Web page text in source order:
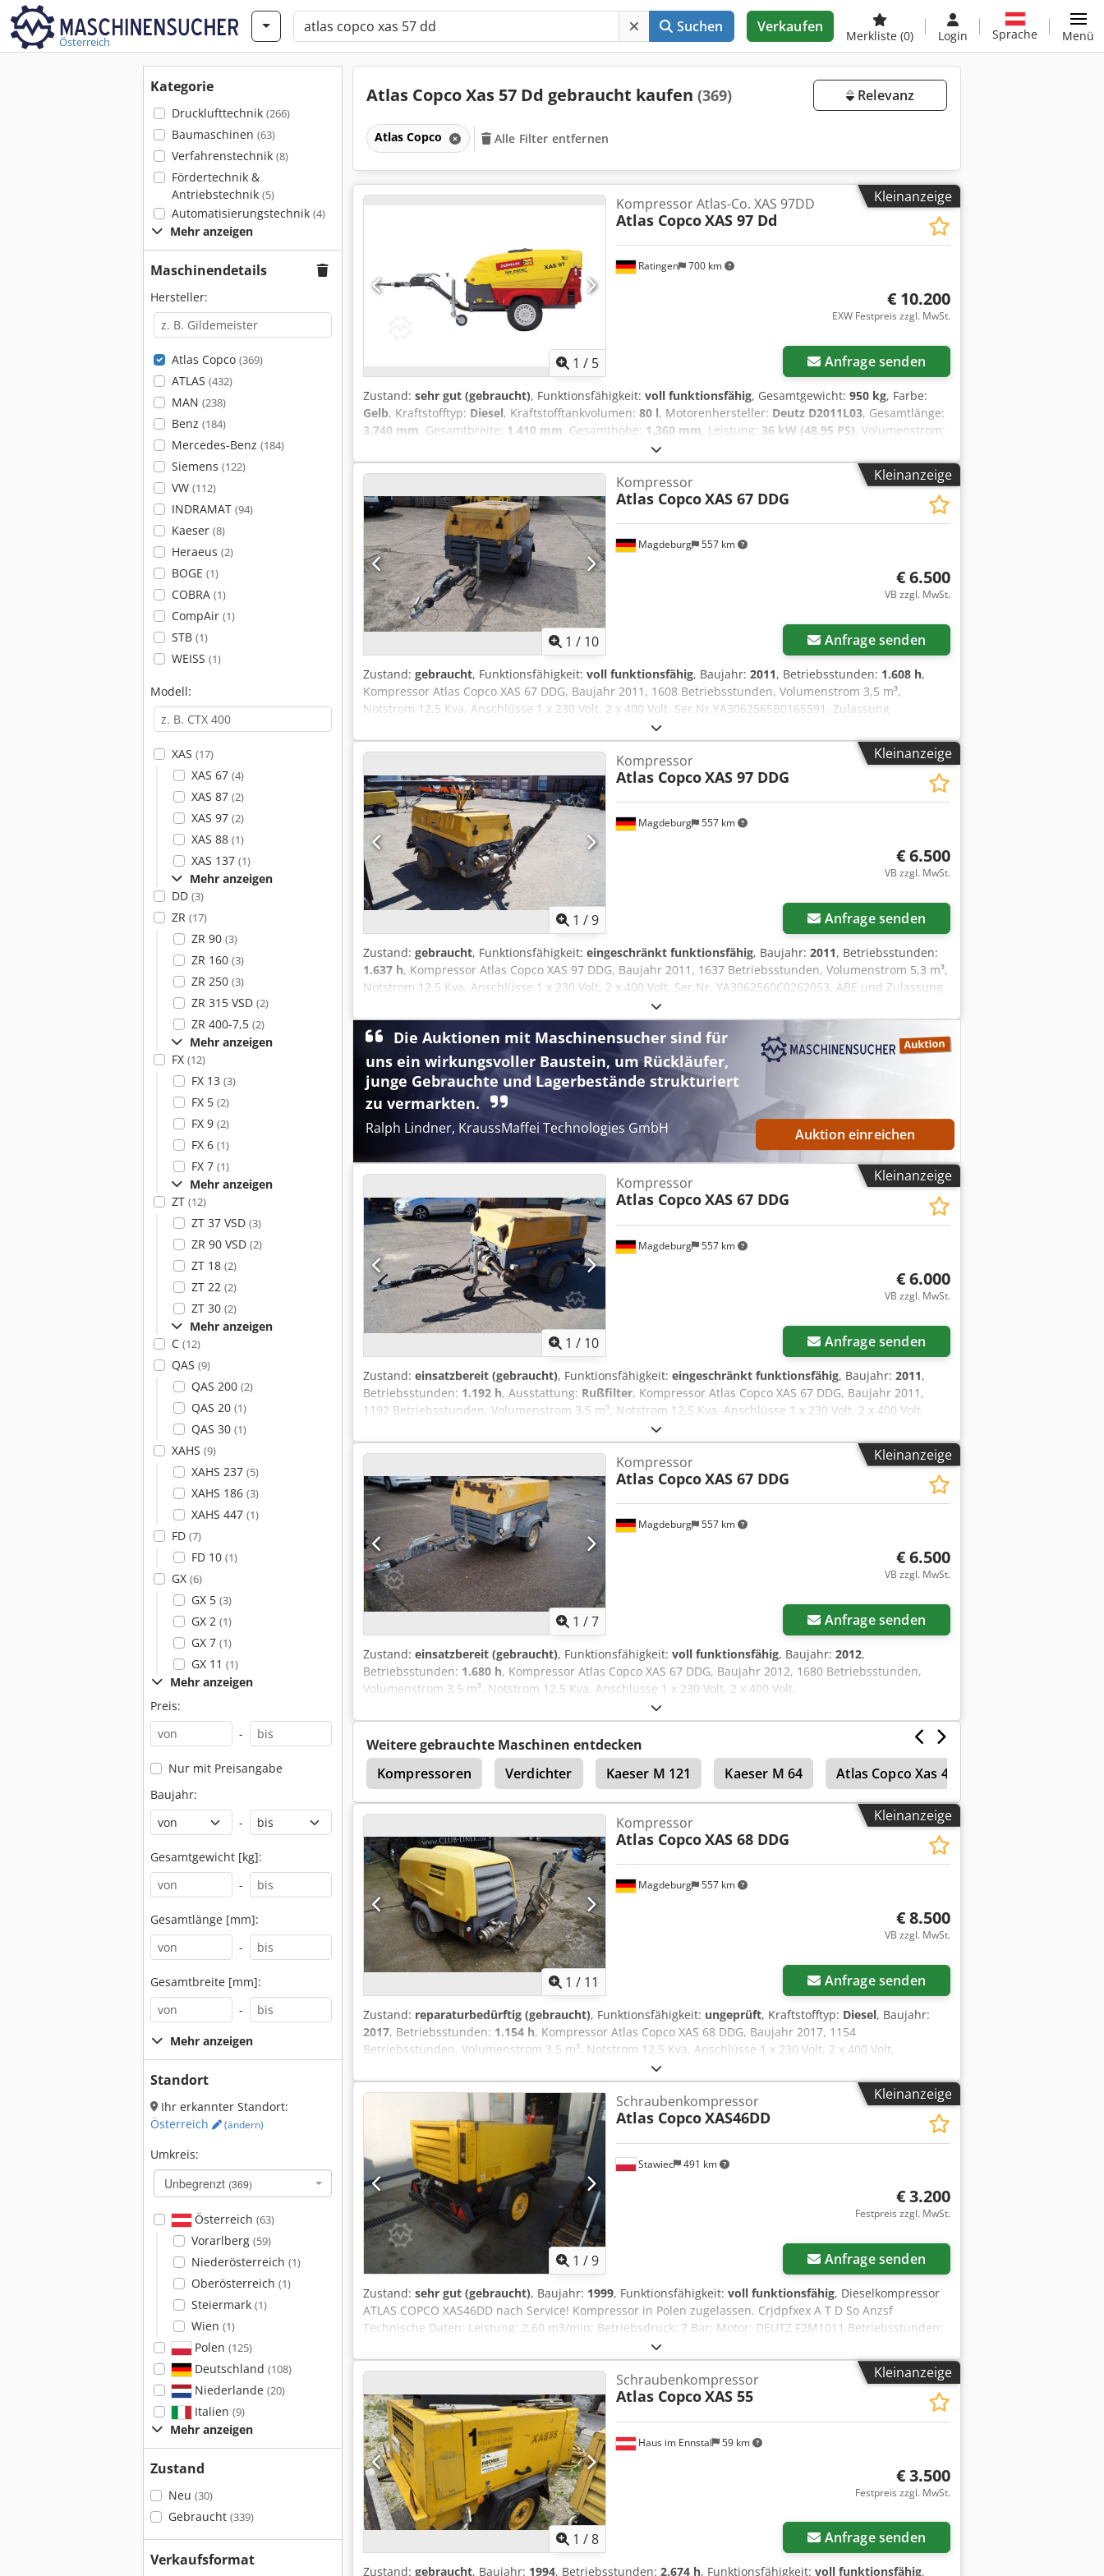
Österreich
Suchen Verkaufen
Merkliste (0) Login Sprache Menü
Kategorie
Drucklufttechnik (266)
Baumaschinen (63)
Verfahrenstechnik (8)
Fördertechnik &
Antriebstechnik (5)
Automatisierungstechnik (4)
Mehr anzeigen
Maschinendetails
Hersteller:
Atlas Copco (369)
ATLAS (432)
MAN (238)
Benz (184)
Mercedes-Benz (184)
Siemens (122)
VW (112)
INDRAMAT (94)
Kaeser (8)
Heraeus (2)
BOGE (1)
COBRA (1)
CompAir (1)
STB (1)
WEISS (1)
Modell:
XAS (17)
XAS 67 (4)
XAS 87 (2)
XAS 97 (2)
XAS 88 (1)
XAS 137 (1)
Mehr anzeigen
DD (3)
ZR (17)
ZR 90 (3)
ZR 160 (3)
ZR 250 (3)
ZR 315 VSD (2)
ZR 400-7,5 (2)
Mehr anzeigen
FX (12)
FX 13 (3)
FX 5 (2)
FX 9 (2)
FX 6 (1)
FX 7 (1)
Mehr anzeigen
ZT (12)
ZT 37 VSD (3)
ZR 90 VSD (2)
ZT 18 (2)
ZT 22 (2)
ZT 30 (2)
Mehr anzeigen
C (12)
QAS (9)
QAS 200 (2)
QAS 20 (1)
QAS 30 (1)
XAHS (9)
XAHS 237 (5)
XAHS 186 (3)
XAHS 447 (1)
FD (7)
FD 10 (1)
GX (6)
GX 5 (3)
GX 2 (1)
GX 7 (1)
GX 11 (1)
Mehr anzeigen
Preis:
-
Nur mit Preisangabe
Baujahr:
-
Gesamtgewicht [kg]:
-
Gesamtlänge [mm]:
-
Gesamtbreite [mm]:
-
Mehr anzeigen
Standort
Ihr erkannter Standort:
Österreich
(ändern)
Umkreis:
Unbegrenzt (369)
Österreich (63)
Vorarlberg (59)
Niederösterreich (1)
Oberösterreich (1)
Steiermark (1)
Wien (1)
Polen (125)
Deutschland (108)
Niederlande (20)
Italien (9)
Mehr anzeigen
Zustand
Neu (30)
Gebraucht (339)
Verkaufsformat
Atlas Copco Xas 57 Dd gebraucht kaufen (369) Relevanz
Atlas Copco Alle Filter entfernen
Kleinanzeige
1 / 5
Ratingen 700 km
Kompressor Atlas-Co. XAS 97DD
Atlas CopcoXAS 97 Dd
€ 10.200
EXW Festpreis zzgl. MwSt.
Anfrage senden
Zustand: sehr gut (gebraucht), Funktionsfähigkeit: voll funktionsfähig, Gesamtgewicht: 950 kg, Farbe:
Gelb, Kraftstofftyp: Diesel, Kraftstofftankvolumen: 80 l, Motorenhersteller: Deutz D2011L03, Gesamtlänge:
3.740 mm, Gesamtbreite: 1.410 mm, Gesamthöhe: 1.360 mm, Leistung: 36 kW (48,95 PS), Volumenstrom:
, Druck (max.):
2016, Betriebsstunden:1.190 h, nächste Prüfung (TÜV):04/2025, Maschinen-/Fahrzeugnummer:
, - Haube und Karosserie aus schlagfestem, robustem Polyethylen - Auflauf-
und Feststellbremse mit Rückfahrautomatik - Werkzeugöler Crsdpfxstwz Ezo Anzjf - Wahlweise LKW-DIN-
Zugöse oder PKW-Kugelkopfkupplung, Zugvorrichtung höhenverstellbar Nächste Druckbehälterprüfung
nach RL 87/404/EWG fällig im Mai 2026 Bei Fragen wenden Sie sich gerne persönlich bei uns.
Kleinanzeige
1 / 10
Magdeburg 557 km
Kompressor
Atlas CopcoXAS 67 DDG
€ 6.500
VB zzgl. MwSt.
Anfrage senden
Zustand: gebraucht, Funktionsfähigkeit: voll funktionsfähig, Baujahr: 2011, Betriebsstunden: 1.608 h,
Kompressor Atlas Copco XAS 67 DDG, Baujahr 2011, 1608 Betriebsstunden, Volumenstrom 3,5 m³,
Notstrom 12,5 Kva, Anschlüsse 1 x 230 Volt, 2 x 400 Volt, Ser.Nr.YA3062565B0165591, Zulassung
Kleinanzeige
1 /9
Magdeburg 557 km
Kompressor
Atlas CopcoXAS 97 DDG
€ 6.500
VB zzgl. MwSt.
Anfrage senden
Zustand: gebraucht, Funktionsfähigkeit: eingeschränkt funktionsfähig, Baujahr: 2011, Betriebsstunden:
1.637 h, Kompressor Atlas Copco XAS 97 DDG, Baujahr 2011, 1637 Betriebsstunden, Volumenstrom 5,3 m³,
Notstrom 12,5 Kva, Anschlüsse 1 x 230 Volt, 2 x 400 Volt, Ser.Nr. YA3062560C0262053, ABE und Zulassung
vorhanden, 1 Drehstab Achse verbogen, Keilriemenabdeckung fehlt, Lüftergitter fehlt Crjdpszbiicsfx Anzsf
Die Auktionen mit Maschinensucher sind für
uns ein wirkungsvoller Baustein, um Rückläufer,
junge Gebrauchte und Lagerbestände strukturiert
zu vermarkten.
Ralph Lindner, KraussMaffei Technologies GmbH Auktion einreichen
Kleinanzeige
1 / 10
Magdeburg 557 km
Kompressor
Atlas CopcoXAS 67 DDG
€ 6.000
VB zzgl. MwSt.
Anfrage senden
Zustand: einsatzbereit (gebraucht), Funktionsfähigkeit: eingeschränkt funktionsfähig, Baujahr: 2011,
Betriebsstunden: 1.192 h, Ausstattung: Rußfilter, Kompressor Atlas Copco XAS 67 DDG, Baujahr 2011,
1192 Betriebsstunden, Volumenstrom 3,5 m³, Notstrom 12,5 Kva, Anschlüsse 1 x 230 Volt, 2 x 400 Volt,
Ser.Nr.YA3062566B0165583, Zulassung vorhanden, bei dem Notstrom springt die Sicherung raus,
Nachschalt Rußfilter SMF-MR Crsdpfx Anev Rbufozef
Kleinanzeige
1 /7
Magdeburg 557 km
Kompressor
Atlas CopcoXAS 67 DDG
€ 6.500
VB zzgl. MwSt.
Anfrage senden
Zustand: einsatzbereit (gebraucht), Funktionsfähigkeit: voll funktionsfähig, Baujahr: 2012,
Betriebsstunden: 1.680 h, Kompressor Atlas Copco XAS 67 DDG, Baujahr 2012, 1680 Betriebsstunden,
Volumenstrom 3,5 m³, Notstrom 12,5 Kva, Anschlüsse 1 x 230 Volt, 2 x 400 Volt,
Weitere gebrauchte Maschinen entdecken
Kompressoren
Verdichter Kaeser M 121 Kaeser M 64 Atlas Copco Xas 45
Boge Airomax Boge Autotronic
Kleinanzeige
1 / 11
Magdeburg 557 km
Kompressor
Atlas CopcoXAS 68 DDG
€ 8.500
VB zzgl. MwSt.
Anfrage senden
Zustand: reparaturbedürftig (gebraucht), Funktionsfähigkeit: ungeprüft, Kraftstofftyp: Diesel, Baujahr:
2017, Betriebsstunden: 1.154 h, Kompressor Atlas Copco XAS 68 DDG, Baujahr 2017, 1154
Betriebsstunden, Volumenstrom 3,5 m³, Notstrom 12,5 Kva, Anschlüsse 1 x 230 Volt, 2 x 400 Volt,
Ser.Nr.YA3064303H0461812, Achse verbogen, Kompressor ist sonst funktionstüchtig, ABE/Zulassung
vorhanden Crodey Aktajpfx Anzsf
Kleinanzeige
1 /9
Stawiec 491 km
Schraubenkompressor
Atlas CopcoXAS46DD
€ 3.200
Festpreis zzgl. MwSt.
Anfrage senden
Zustand: sehr gut (gebraucht), Baujahr: 1999, Funktionsfähigkeit: voll funktionsfähig, Dieselkompressor
ATLAS COPCO XAS46DD nach Service! Kompressor in Polen zugelassen. Crjdpfxex A T D So Anzsf
Technische Daten: Leistung: 2,60 m3/min; Betriebsdruck: 7 Bar; Motor: DEUTZ F2M1011 Betriebsstunden:
1355 h!!! Der Kompressor ist voll funktionsfähig, einsatzbereit, mit Garantie. Nettopreis: 13.500 PLN
Bruttopreis: 16.605 PLN
Kleinanzeige
1 /8
Haus im Ennstal 59 km
Schraubenkompressor
Atlas CopcoXAS 55
€ 3.500
Festpreis zzgl. MwSt.
Anfrage senden
Zustand: gebraucht, Baujahr: 1994, Betriebsstunden: 2.674 h, Funktionsfähigkeit: voll funktionsfähig,